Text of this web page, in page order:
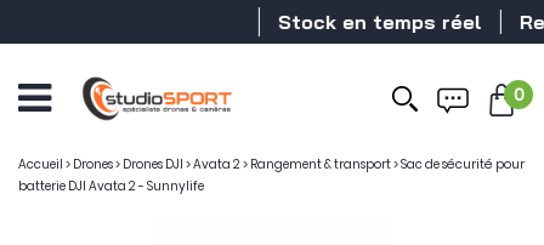
Stock en temps réel
0
Accueil > Drones> Drones DJI >Avata 2> Rangement & transport>Sac de sécurité pour
batterie DJI Avata 2 - Sunnylife